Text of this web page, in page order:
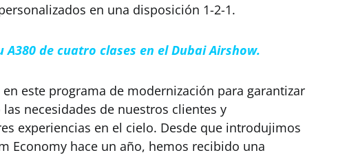
en una disposición 1-2-1.
de cuatro clases en el Dubai Airshow.
este programa de modernización para garantizar
necesidades de nuestros clientes y
experiencias en el cielo. Desde que introdujimos
Economy hace un año, hemos recibido una